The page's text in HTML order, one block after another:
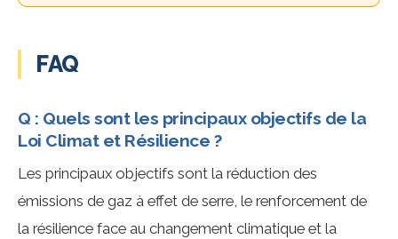
FAQ
Q : Quels sont les principaux objectifs de la
Loi Climat et Résilience ?
Les principaux objectifs sont la réduction des
émissions de gaz à effet de serre, le renforcement de
la résilience face au changement climatique et la